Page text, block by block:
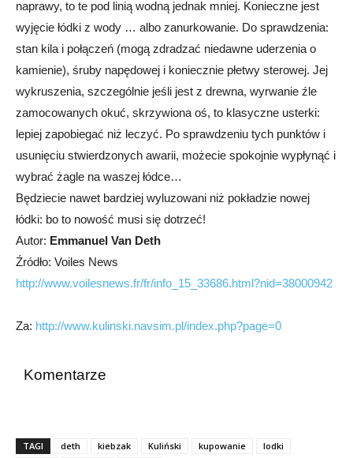
naprawy, to te pod linią wodną jednak mniej. Konieczne jest
wyjęcie łódki z wody … albo zanurkowanie. Do sprawdzenia:
stan kila i połączeń (mogą zdradzać niedawne uderzenia o
kamienie), śruby napędowej i koniecznie płetwy sterowej. Jej
wykruszenia, szczególnie jeśli jest z drewna, wyrwanie źle
zamocowanych okuć, skrzywiona oś, to klasyczne usterki:
lepiej zapobiegać niż leczyć. Po sprawdzeniu tych punktów i
usunięciu stwierdzonych awarii, możecie spokojnie wypłynąć i
wybrać żagle na waszej łódce…
Będziecie nawet bardziej wyluzowani niż pokładzie nowej
łódki: bo to nowość musi się dotrzeć!
Autor: Emmanuel Van Deth
Źródło: Voiles News
http://www.voilesnews.fr/fr/info_15_33686.html?nid=38000942
Za: http://www.kulinski.navsim.pl/index.php?page=0
Komentarze
TAGI deth kiebzak Kuliński kupowanie
lodki